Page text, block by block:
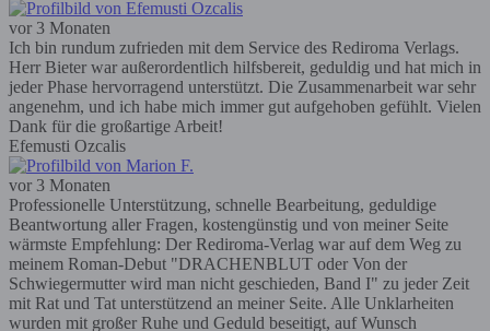
vor 3 Monaten
Ich bin rundum zufrieden mit dem Service des Rediroma Verlags.
Herr Bieter war außerordentlich hilfsbereit, geduldig und hat mich in
jeder Phase hervorragend unterstützt. Die Zusammenarbeit war sehr
angenehm, und ich habe mich immer gut aufgehoben gefühlt. Vielen
Dank für die großartige Arbeit!
Efemusti Ozcalis
vor 3 Monaten
Professionelle Unterstützung, schnelle Bearbeitung, geduldige
Beantwortung aller Fragen, kostengünstig und von meiner Seite
wärmste Empfehlung: Der Rediroma-Verlag war auf dem Weg zu
meinem Roman-Debut "DRACHENBLUT oder Von der
Schwiegermutter wird man nicht geschieden, Band I" zu jeder Zeit
mit Rat und Tat unterstützend an meiner Seite. Alle Unklarheiten
wurden mit großer Ruhe und Geduld beseitigt, auf Wunsch